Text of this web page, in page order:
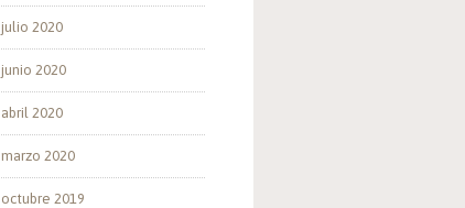
julio 2020
junio 2020
abril 2020
marzo 2020
octubre 2019